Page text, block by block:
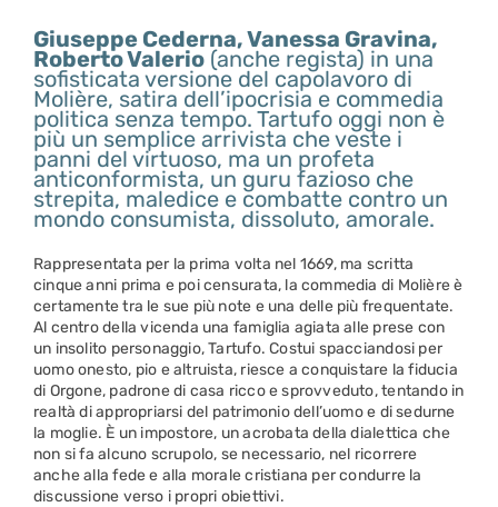
Giuseppe Cederna, Vanessa Gravina,
Roberto Valerio (anche regista) in una
sofisticata versione del capolavoro di
Molière, satira dell’ipocrisia e commedia
politica senza tempo. Tartufo oggi non è
più un semplice arrivista che veste i
panni del virtuoso, ma un profeta
anticonformista, un guru fazioso che
strepita, maledice e combatte contro un
mondo consumista, dissoluto, amorale.
Rappresentata per la prima volta nel 1669, ma scritta
cinque anni prima e poi censurata, la commedia di Molière è
certamente tra le sue più note e una delle più frequentate.
Al centro della vicenda una famiglia agiata alle prese con
un insolito personaggio, Tartufo. Costui spacciandosi per
uomo onesto, pio e altruista, riesce a conquistare la fiducia
di Orgone, padrone di casa ricco e sprovveduto, tentando in
realtà di appropriarsi del patrimonio dell’uomo e di sedurne
la moglie. È un impostore, un acrobata della dialettica che
non si fa alcuno scrupolo, se necessario, nel ricorrere
anche alla fede e alla morale cristiana per condurre la
discussione verso i propri obiettivi.